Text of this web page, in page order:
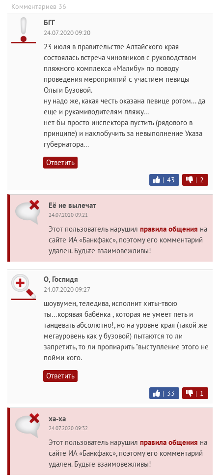
Комментариев 36
БГГ
24.07.2020 09:20
23 июля в правительстве Алтайского края
состоялась встреча чиновников с руководством
пляжного комплекса «Малибу» по поводу
проведения мероприятий с участием певицы
Ольги Бузовой.
ну надо же, какая честь оказана певице ротом... да
еще и рукамиводителям пляжу...
нет бы просто инспектора пустить (рядового в
принципе) и нахлобучить за невыполнение Указа
губернатора...
Ответить
| 43 | 2
Её не вылечат
24.07.2020 09:21
Этот пользователь нарушил правила общения на
сайте ИА «Банкфакс», поэтому его комментарий
удален. Будьте взаимовежливы!
О, Госпидя
24.07.2020 09:27
шоувумен, теледива, исполнит хиты-твою
ты...корявая бабёнка , которая не умеет петь и
танцевать абсолютно!, но на уровне края (такой же
мегауровень как у бузовой) пытаются то ли
запретить, то ли пропиарить "выступление этого не
пойми кого.
Ответить
| 33 | 1
ха-ха
24.07.2020 09:32
Этот пользователь нарушил правила общения на
сайте ИА «Банкфакс», поэтому его комментарий
удален. Будьте взаимовежливы!